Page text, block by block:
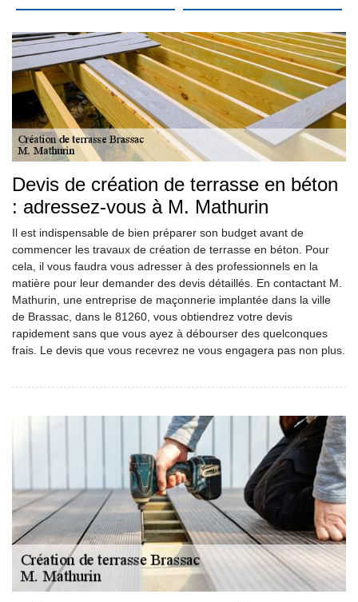
Devis de création de terrasse en béton
: adressez-vous à M. Mathurin
Il est indispensable de bien préparer son budget avant de
commencer les travaux de création de terrasse en béton. Pour
cela, il vous faudra vous adresser à des professionnels en la
matière pour leur demander des devis détaillés. En contactant M.
Mathurin, une entreprise de maçonnerie implantée dans la ville
de Brassac, dans le 81260, vous obtiendrez votre devis
rapidement sans que vous ayez à débourser des quelconques
frais. Le devis que vous recevrez ne vous engagera pas non plus.